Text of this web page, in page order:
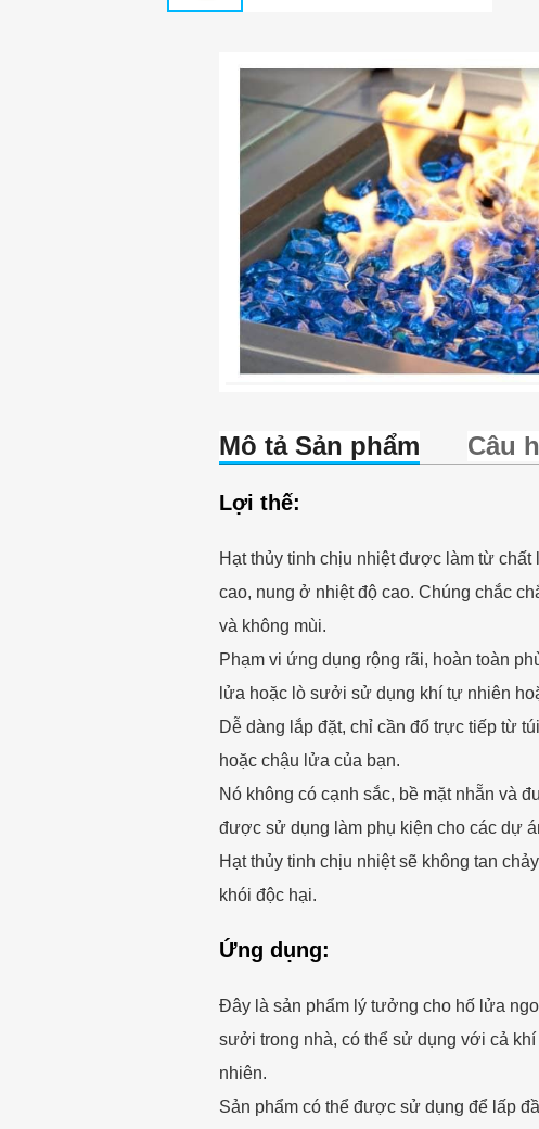
Mô tả Sản phẩm Câu
Lợi thế:
Hạt thủy tinh chịu nhiệt được làm từ
cao, nung ở nhiệt độ cao. Chúng chắc
và không mùi.
Phạm vi ứng dụng rộng rãi, hoàn toàn
lửa hoặc lò sưởi sử dụng khí tự nhiên
Dễ dàng lắp đặt, chỉ cần đổ trực tiếp từ
hoặc chậu lửa của bạn.
Nó không có cạnh sắc, bề mặt nhẵn và
được sử dụng làm phụ kiện cho các dự
Hạt thủy tinh chịu nhiệt sẽ không tan
khói độc hại.
Ứng dụng:
Đây là sản phẩm lý tưởng cho hố lửa
sưởi trong nhà, có thể sử dụng với cả
nhiên.
Sản phẩm có thể được sử dụng để lấp